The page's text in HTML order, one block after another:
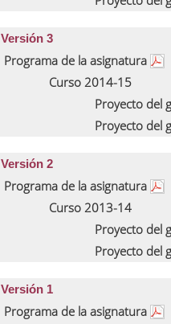
Versión 3
Programa de la asignatura
Curso 2014-15
Proyecto del
Proyecto del
Versión 2
Programa de la asignatura
Curso 2013-14
Proyecto del
Proyecto del
Versión 1
Programa de la asignatura